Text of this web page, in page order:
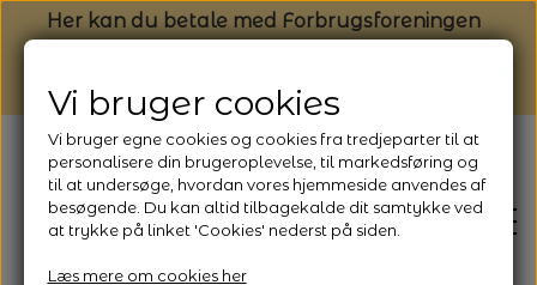
Her kan du betale med Forbrugsforeningen
Vi bruger cookies
Vi bruger egne cookies og cookies fra tredjeparter til at
personalisere din brugeroplevelse, til markedsføring og
til at undersøge, hvordan vores hjemmeside anvendes af
besøgende. Du kan altid tilbagekalde dit samtykke ved
at trykke på linket 'Cookies' nederst på siden.
Læs mere om cookies her